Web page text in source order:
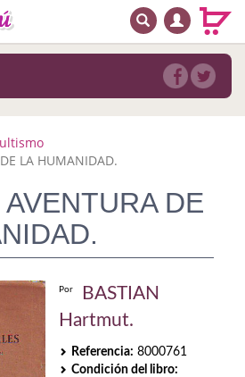
BUSCAR
LA HUMANIDAD.
DE
Por
BASTIAN
Hartmut.
Referencia: 8000761
Condición del libro: